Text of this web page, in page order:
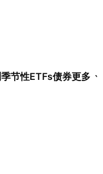
季节性ETFs债券更多